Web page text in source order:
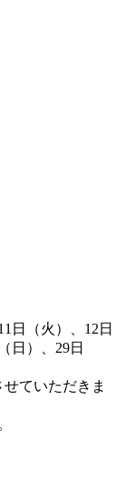
日（火）、12日
日）、29日
ていただきま